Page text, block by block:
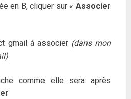
en B, cliquer sur « Associer
gmail à associer (dans mon
comme elle sera après